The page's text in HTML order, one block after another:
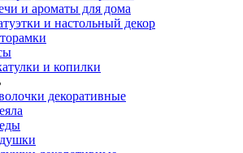
и ароматы для дома
и настольный декор
и копилки
декоративные